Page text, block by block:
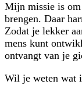
Mijn missie is
brengen. Daar
Zodat je lekker
mens kunt
ontvangt van je
Wil je weten wat